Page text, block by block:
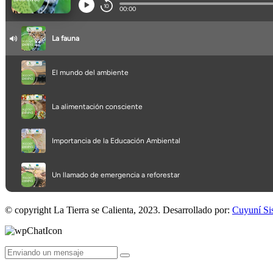
© copyright La Tierra se Calienta, 2023. Desarrollado por: Cuyuní